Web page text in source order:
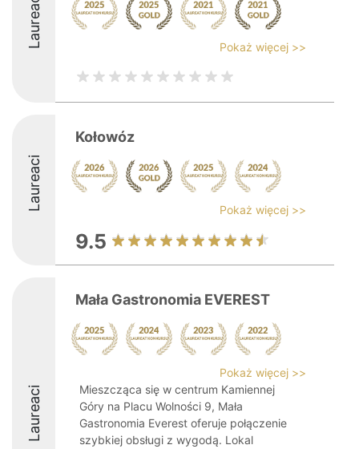
Laureaci Pokaż więcej >>
Laureaci
Kołowóz
Pokaż więcej >>
9.5
Laureaci
Mała Gastronomia EVEREST
Pokaż więcej >>
Mieszcząca się w centrum Kamiennej
Góry na Placu Wolności 9, Mała
Gastronomia Everest oferuje połączenie
szybkiej obsługi z wygodą. Lokal